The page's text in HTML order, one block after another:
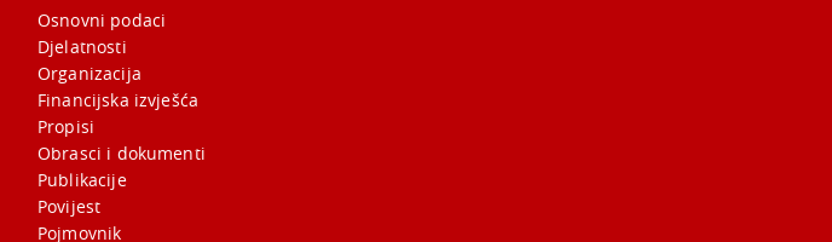
Osnovni podaci
Djelatnosti
Organizacija
Financijska izvješća
Propisi
Obrasci i dokumenti
Publikacije
Povijest
Pojmovnik